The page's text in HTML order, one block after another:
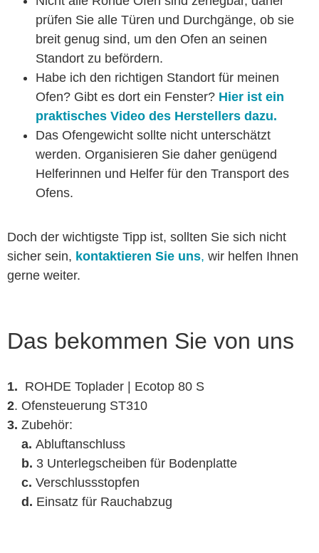
prüfen Sie alle Türen und Durchgänge, ob sie
breit genug sind, um den Ofen an seinen
Standort zu befördern.
Habe ich den richtigen Standort für meinen
Ofen? Gibt es dort ein Fenster? Hier ist ein
praktisches Video des Herstellers dazu.
Das Ofengewicht sollte nicht unterschätzt
werden. Organisieren Sie daher genügend
Helferinnen und Helfer für den Transport des
Ofens.
Doch der wichtigste Tipp ist, sollten Sie sich nicht
sicher sein, kontaktieren Sie uns, wir helfen Ihnen
gerne weiter.
Das bekommen Sie von uns
1. ROHDE Toplader | Ecotop 80 S
2. Ofensteuerung ST310
3. Zubehör:
a. Abluftanschluss
b. 3 Unterlegscheiben für Bodenplatte
c. Verschlussstopfen
d. Einsatz für Rauchabzug